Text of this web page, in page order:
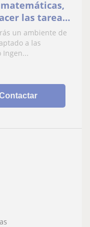
las tareas
un ambiente de
a las
Ingen...